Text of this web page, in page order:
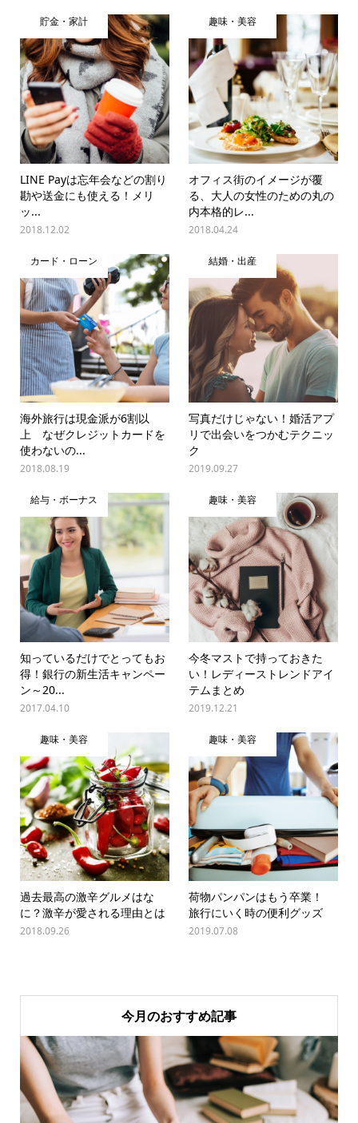
貯金・家計
LINE Payは忘年会などの割り
勘や送金にも使える！メリ
ッ...
2018.12.02
趣味・美容
オフィス街のイメージが覆
る、大人の女性のための丸の
内本格的レ...
2018.04.24
カード・ローン
海外旅行は現金派が6割以
上 なぜクレジットカードを
使わないの...
2018.08.19
結婚・出産
写真だけじゃない！婚活アプ
リで出会いをつかむテクニッ
ク
2019.09.27
給与・ボーナス
知っているだけでとってもお
得！銀行の新生活キャンペー
ン～20...
2017.04.10
趣味・美容
今冬マストで持っておきた
い！レディーストレンドアイ
テムまとめ
2019.12.21
趣味・美容
過去最高の激辛グルメはな
に？激辛が愛される理由とは
2018.09.26
趣味・美容
荷物パンパンはもう卒業！
旅行にいく時の便利グッズ
2019.07.08
今月のおすすめ記事